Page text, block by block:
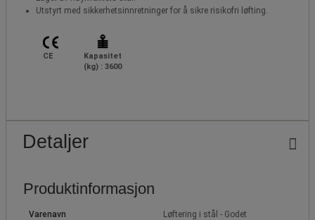
Utstyrt med sikkerhetsinnretninger for å sikre risikofri løfting.
CE
Kapasitet
(kg) : 3600
Detaljer
Produktinformasjon
Varenavn Løftering i stål - Godet